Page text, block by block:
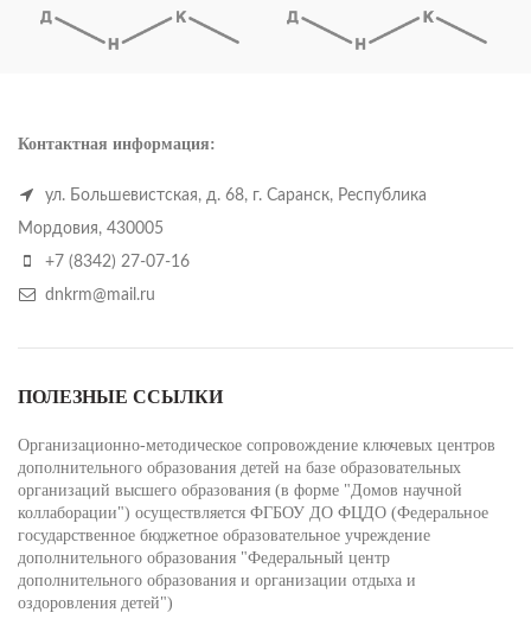
Контактная информация:
ул. Большевистская, д. 68, г. Саранск, Республика
Мордовия, 430005
+7 (8342) 27-07-16
dnkrm@mail.ru
ПОЛЕЗНЫЕ ССЫЛКИ
Организационно-методическое сопровождение ключевых центров
дополнительного образования детей на базе образовательных
организаций высшего образования (в форме "Домов научной
коллаборации") осуществляется ФГБОУ ДО ФЦДО (Федеральное
государственное бюджетное образовательное учреждение
дополнительного образования "Федеральный центр
дополнительного образования и организации отдыха и
оздоровления детей")